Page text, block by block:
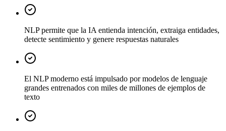
NLP permite que la IA entienda intención, extraiga entidades,
detecte sentimiento y genere respuestas naturales
El NLP moderno está impulsado por modelos de lenguaje
grandes entrenados con miles de millones de ejemplos de
texto